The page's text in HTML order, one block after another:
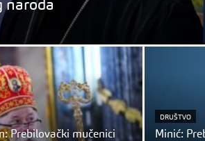
naroda
Prebilovački mučenici
DRUŠTVO
Minić: